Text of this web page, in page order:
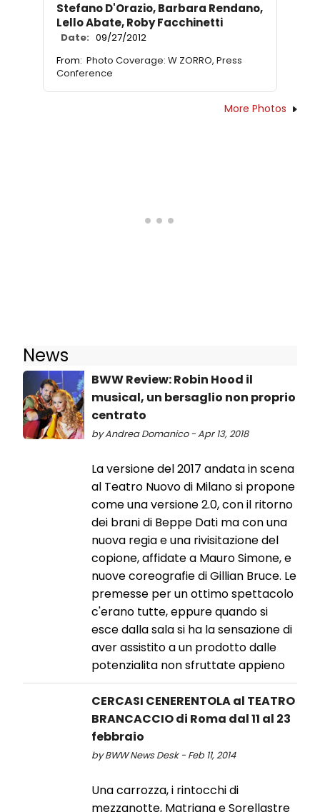
Stefano D'Orazio, Barbara Rendano,
Lello Abate, Roby Facchinetti
Date: 09/27/2012
From: Photo Coverage: W ZORRO, Press
Conference
More Photos
News
BWW Review: Robin Hood il
musical, un bersaglio non proprio
centrato
by Andrea Domanico - Apr 13, 2018
La versione del 2017 andata in scena
al Teatro Nuovo di Milano si propone
come una versione 2.0, con il ritorno
dei brani di Beppe Dati ma con una
nuova regia e una rivisitazione del
copione, affidate a Mauro Simone, e
nuove coreografie di Gillian Bruce. Le
premesse per un ottimo spettacolo
c'erano tutte, eppure quando si
esce dalla sala si ha la sensazione di
aver assistito a un prodotto dalle
potenzialita non sfruttate appieno
CERCASI CENERENTOLA al TEATRO
BRANCACCIO di Roma dal 11 al 23
febbraio
by BWW News Desk - Feb 11, 2014
Una carrozza, i rintocchi di
mezzanotte, Matrigna e Sorellastre